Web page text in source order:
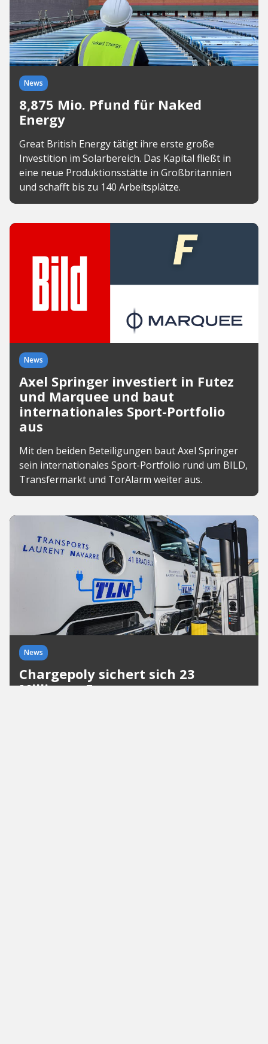
News
8,875 Mio. Pfund für Naked
Energy
Great British Energy tätigt ihre erste große
Investition im Solarbereich. Das Kapital fließt in
eine neue Produktionsstätte in Großbritannien
und schafft bis zu 140 Arbeitsplätze.
News
Axel Springer investiert in Futez
und Marquee und baut
internationales Sport-Portfolio
aus
Mit den beiden Beteiligungen baut Axel Springer
sein internationales Sport-Portfolio rund um BILD,
Transfermarkt und TorAlarm weiter aus.
News
Chargepoly sichert sich 23
Millionen Euro